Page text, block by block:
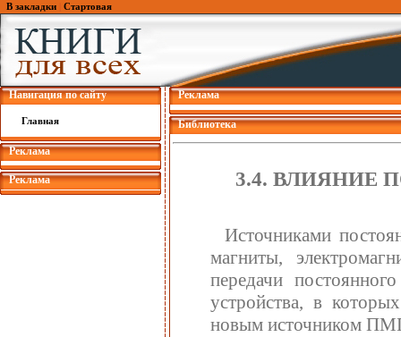
В закладки Стартовая
Навигация по сайту
Главная
Реклама
Реклама
Реклама
Библиотека
3.4. ВЛИЯНИЕ
Источниками
магниты,
передачи
устройства, в
новым источником ПМП